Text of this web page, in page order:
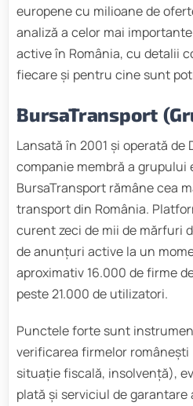
europene cu milioane de
analiză a celor mai
active în România, cu detalii
fiecare și pentru cine sunt
BursaTransport
Lansată în 2001 și operată de
companie membră a grupului
BursaTransport rămâne cea
transport din România.
curent zeci de mii de mărfuri
de anunțuri active la un
aproximativ 16.000 de firme
peste 21.000 de utilizatori.
Punctele forte sunt
verificarea firmelor
situație fiscală, insolvență),
plată și serviciul de